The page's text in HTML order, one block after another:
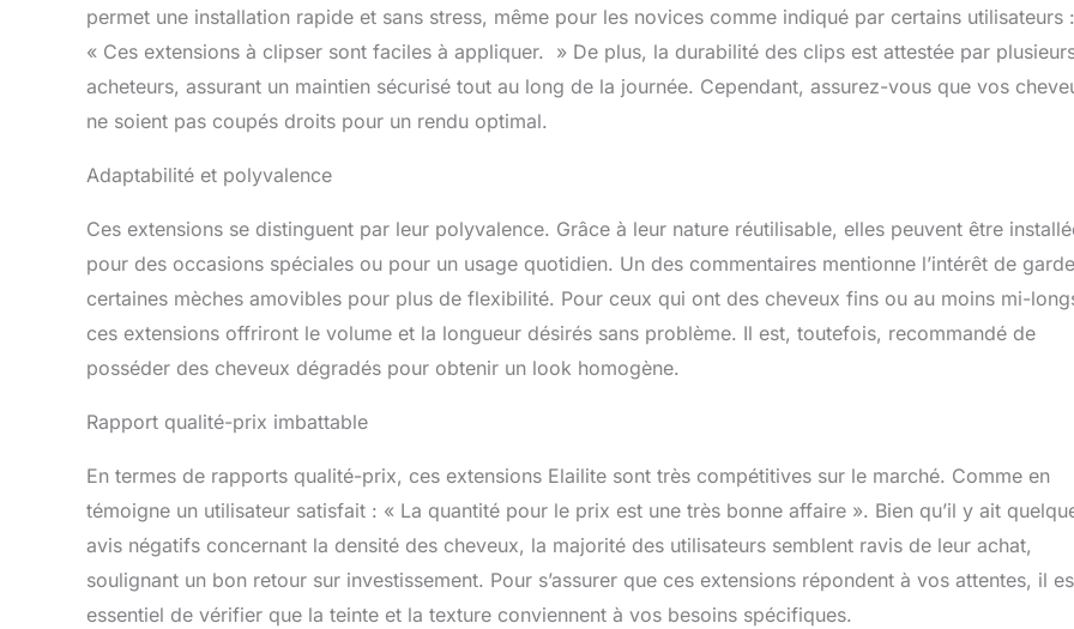
permet une installation rapide et sans stress, même pour les novices comme indiqué par certains utilisateurs :
« Ces extensions à clipser sont faciles à appliquer. » De plus, la durabilité des clips est attestée par
acheteurs, assurant un maintien sécurisé tout au long de la journée. Cependant, assurez-vous que vos
ne soient pas coupés droits pour un rendu optimal.
Adaptabilité et polyvalence
Ces extensions se distinguent par leur polyvalence. Grâce à leur nature réutilisable, elles peuvent être
pour des occasions spéciales ou pour un usage quotidien. Un des commentaires mentionne l’intérêt de
certaines mèches amovibles pour plus de flexibilité. Pour ceux qui ont des cheveux fins ou au moins mi-
ces extensions offriront le volume et la longueur désirés sans problème. Il est, toutefois, recommandé de
posséder des cheveux dégradés pour obtenir un look homogène.
Rapport qualité-prix imbattable
En termes de rapports qualité-prix, ces extensions Elailite sont très compétitives sur le marché. Comme en
témoigne un utilisateur satisfait : « La quantité pour le prix est une très bonne affaire ». Bien qu’il y ait
avis négatifs concernant la densité des cheveux, la majorité des utilisateurs semblent ravis de leur achat,
soulignant un bon retour sur investissement. Pour s’assurer que ces extensions répondent à vos attentes, il
essentiel de vérifier que la teinte et la texture conviennent à vos besoins spécifiques.